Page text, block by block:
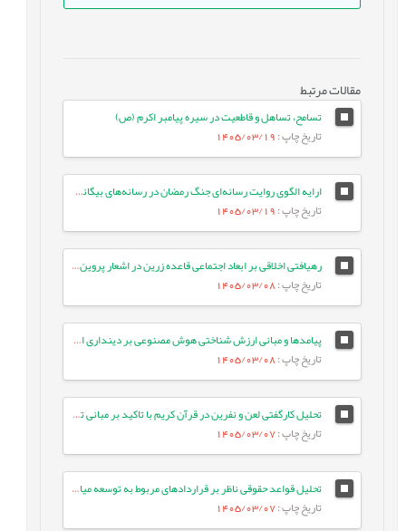
مقالات مرتبط
تسامح، تساهل و قاطعیت در سیره پیامبر اکرم (ص)
تاریخ چاپ: 1405/03/19
ارایه الگوی روایت رسانه‌ای جنگ رمضان در رسانه‌های بیگانه: مطالعه موردی ایران اینترنشنال
تاریخ چاپ: 1405/03/19
رهیافتی اخلاقی بر ابعاد اجتماعی قاعده زرین در اشعار پروین اعتصامی
تاریخ چاپ: 1405/03/08
پیامدها و مبانی ارزش شناختی هوش مصنوعی بر دینداری انسان معاصر
تاریخ چاپ: 1405/03/08
تحلیل کارگفتی لعن و نفرین در قرآن کریم با تاکید بر مبانی تربیتی آن
تاریخ چاپ: 1405/03/07
تحلیل قواعد حقوقی ناظر بر قراردادهای مربوط به توسعه میادین مشترک نفت و گاز
تاریخ چاپ: 1405/03/07